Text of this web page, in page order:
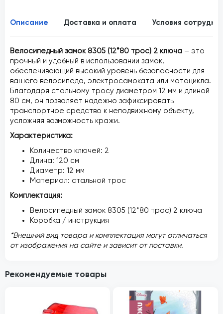
Описание Доставка и оплата Условия
Велосипедный замок 8305 (12*80 трос) 2 ключа – это
прочный и удобный в использовании замок,
обеспечивающий высокий уровень безопасности для
вашего велосипеда, электросамоката или мотоцикла.
Благодаря стальному тросу диаметром 12 мм и длиной
80 см, он позволяет надежно зафиксировать
транспортное средство к неподвижному объекту,
усложняя возможность кражи.
Характеристика:
Количество ключей: 2
Длина: 120 см
Диаметр: 12 мм
Материал: стальной трос
Комплектация:
Велосипедный замок 8305 (12*80 трос) 2 ключа
Коробка / инструкция
*Внешний вид товара и комплектация могут отличаться
от изображения на сайте и зависит от поставки.
Рекомендуемые товары